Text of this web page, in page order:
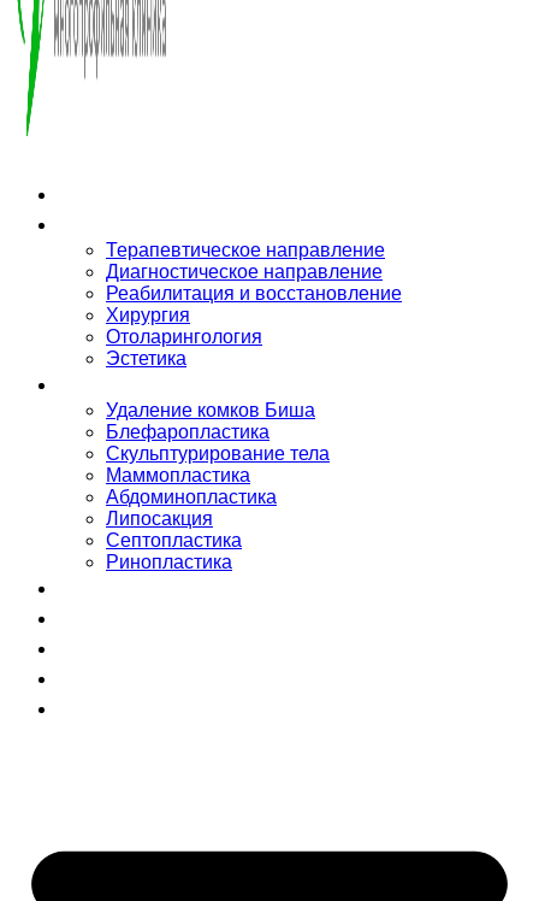
Терапевтическое направление
Диагностическое направление
Реабилитация и восстановление
Хирургия
Отоларингология
Эстетика
Удаление комков Биша
Блефаропластика
Скульптурирование тела
Маммопластика
Абдоминопластика
Липосакция
Септопластика
Ринопластика